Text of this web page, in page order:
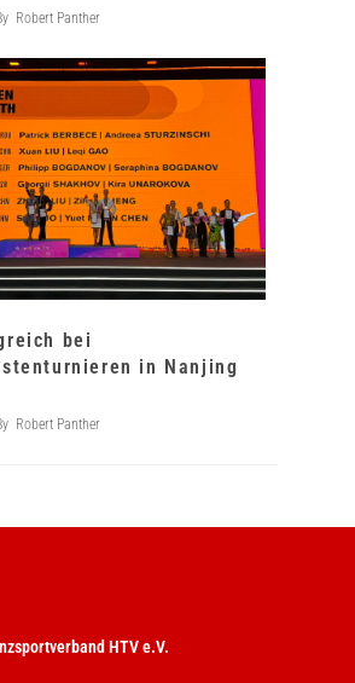
Robert Panther
bei
in Nanjing
Robert Panther
HTV e.V.